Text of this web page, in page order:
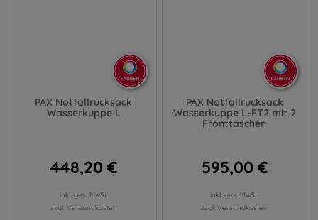
PAX Notfallrucksack
Wasserkuppe L
448,20 €
inkl. ges. MwSt.
zzgl. Versandkosten
PAX Notfallrucksack
Wasserkuppe L-FT2 mit 2
Fronttaschen
595,00 €
inkl. ges. MwSt.
zzgl. Versandkosten